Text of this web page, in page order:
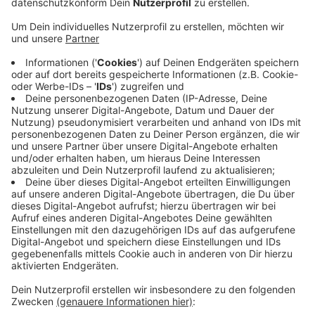
Veröffentlicht:Freitag, 31.05.2019 13:15
Anzeige
Eine Gruppe von 12 Radfahrern musste deswegen
haarscharf abbremsen, um ihn nicht umzufahren. Eine
Radfahrerin aus der Gruppe stürzte bei dem
Bremsversuch aber und verletzte sich schwer. Dabei
hatte sie noch Riesenglück, weil sie einen Helm trug,
um dem sie auf dem Asphalt aufschlug. Der Helm
zerbrach, offensichtliche Kopfverletzungen erlitt sie
aber nicht. Dennoch musste ein Rettungshubschrauber
sie in eine Klinik fliegen.